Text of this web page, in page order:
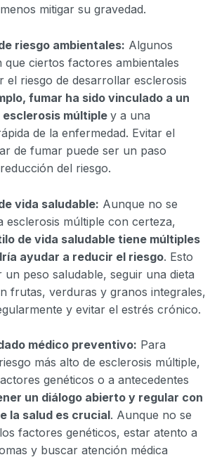
mitigar su gravedad.
riesgo ambientales: Algunos
que ciertos factores ambientales
el riesgo de desarrollar esclerosis
fumar ha sido vinculado a un
múltiple y a una
de la enfermedad. Evitar el
de fumar puede ser un paso
del riesgo.
vida saludable: Aunque no se
esclerosis múltiple con certeza,
de vida saludable tiene múltiples
ayudar a reducir el riesgo. Esto
peso saludable, seguir una dieta
frutas, verduras y granos integrales,
y evitar el estrés crónico.
médico preventivo: Para
más alto de esclerosis múltiple,
genéticos o a antecedentes
un diálogo abierto y regular con
la salud es crucial. Aunque no se
factores genéticos, estar atento a
y buscar atención médica